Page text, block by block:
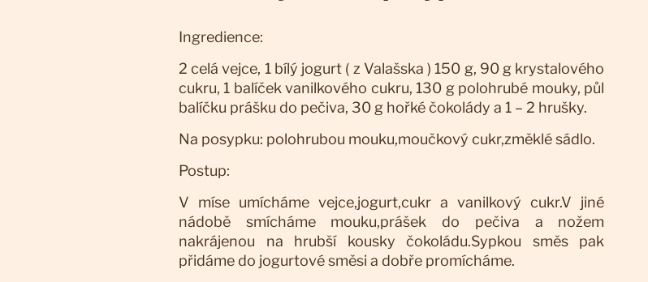
Ingredience:
2 celá vejce, 1 bílý jogurt ( z Valašska ) 150 g, 90 g krystalového
cukru, 1 balíček vanilkového cukru, 130 g polohrubé mouky, půl
balíčku prášku do pečiva, 30 g hořké čokolády a 1 – 2 hrušky.
Na posypku: polohrubou mouku,moučkový cukr,změklé sádlo.
Postup:
V míse umícháme vejce,jogurt,cukr a vanilkový cukr.V jiné
nádobě smícháme mouku,prášek do pečiva a nožem
nakrájenou na hrubší kousky čokoládu.Sypkou směs pak
přidáme do jogurtové směsi a dobře promícháme.